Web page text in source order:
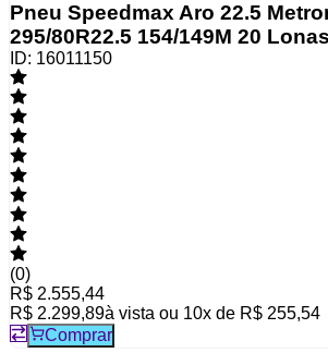
Pneu Speedmax Aro 22.5
295/80R22.5 154/149M 20
ID: 16011150
(0)
R$ 2.555,44
R$ 2.299,89à vista ou 10x de R$ 255,54
Comprar